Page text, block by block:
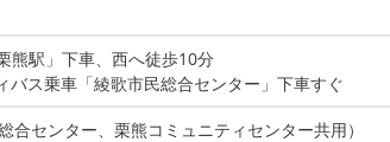
熊駅」下車、西へ徒歩10分
バス乗車「綾歌市民総合センター」下車すぐ
合センター、栗熊コミュニティセンター共用）